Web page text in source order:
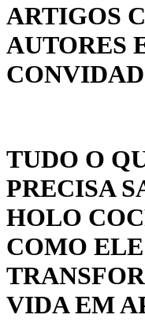
ARTIGOS
AUTORES
TUDO O
PRECISA
HOLO
COMO
VIDA EM